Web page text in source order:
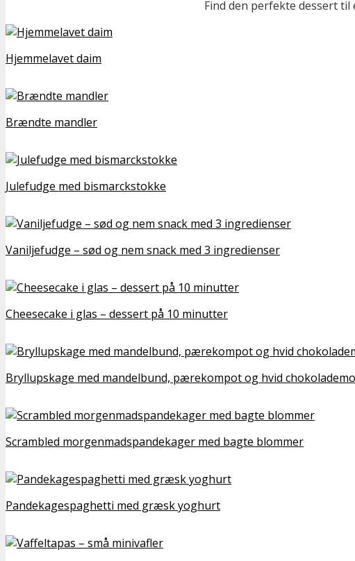
Find den perfekte dessert til
Hjemmelavet daim
Brændte mandler
Julefudge med bismarckstokke
Vaniljefudge – sød og nem snack med 3 ingredienser
Cheesecake i glas – dessert på 10 minutter
Bryllupskage med mandelbund, pærekompot og hvid
Scrambled morgenmadspandekager med bagte blommer
Pandekagespaghetti med græsk yoghurt